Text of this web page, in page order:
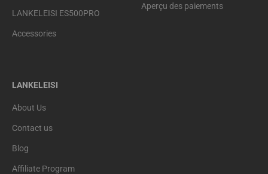
LANKELEISI ES500PRO
Accessories
Aperçu des paiements
LANKELEISI
About Us
Contact us
Blog
Affiliate Program